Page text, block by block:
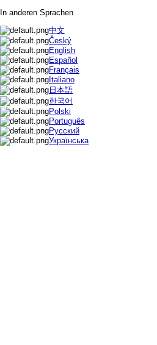
In anderen Sprachen
中文
Český
English
Español
Français
Italiano
日本語
한국어
Polski
Português
Русский
Українська